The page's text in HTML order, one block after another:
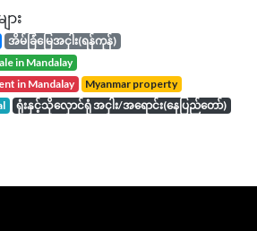
း
အိမ်ခြံမြေအငှါး(ရန်ကုန်)
in Mandalay
in Mandalay
Myanmar property
ရုံးနှင့်သိုလှောင်ရုံ အငှါး/အရောင်း(နေပြည်တော်)